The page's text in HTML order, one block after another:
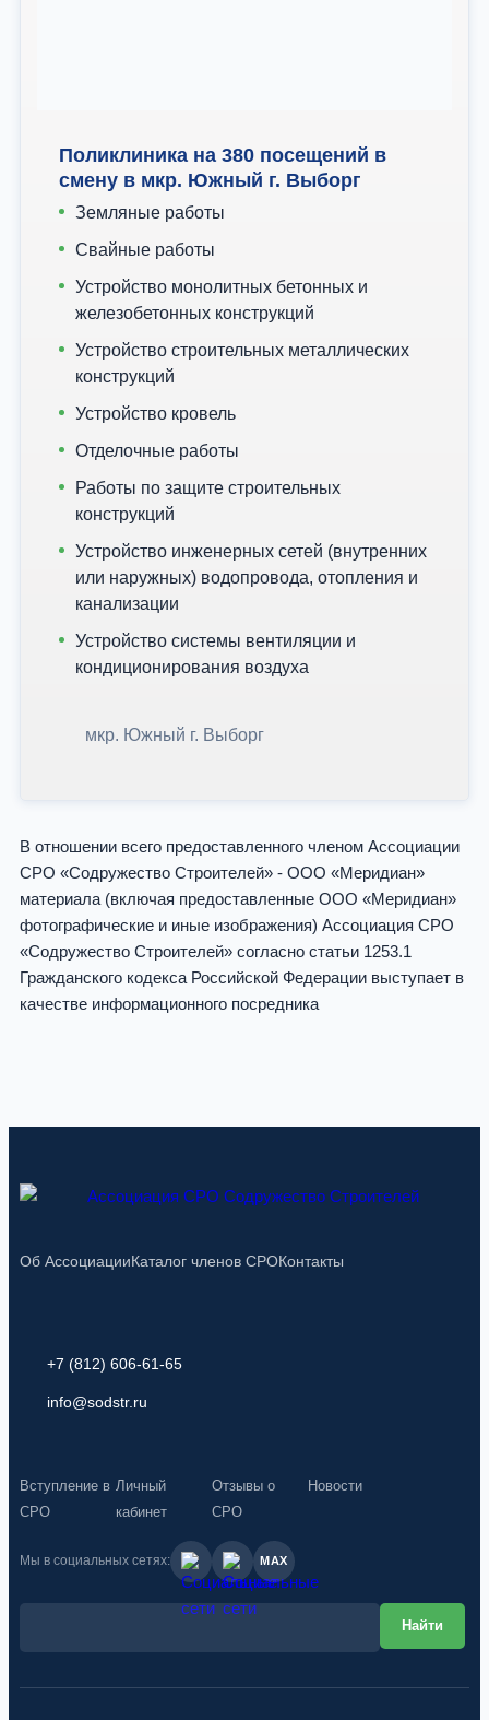
Поликлиника на 380 посещений в
смену в мкр. Южный г. Выборг
Земляные работы
Свайные работы
Устройство монолитных бетонных и
железобетонных конструкций
Устройство строительных металлических
конструкций
Устройство кровель
Отделочные работы
Работы по защите строительных
конструкций
Устройство инженерных сетей (внутренних
или наружных) водопровода, отопления и
канализации
Устройство системы вентиляции и
кондиционирования воздуха
мкр. Южный г. Выборг
В отношении всего предоставленного членом Ассоциации
СРО «Содружество Строителей» - ООО «Меридиан»
материала (включая предоставленные ООО «Меридиан»
фотографические и иные изображения) Ассоциация СРО
«Содружество Строителей» согласно статьи 1253.1
Гражданского кодекса Российской Федерации выступает в
качестве информационного посредника
Об АссоциацииКаталог членов СРОКонтакты
+7 (812) 606-61-65
info@sodstr.ru
Вступление в
СРО
Личный
кабинет
Отзывы о
СРО
Новости
Мы в социальных сетях: MAX